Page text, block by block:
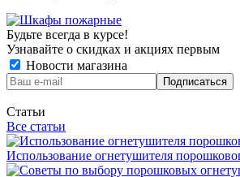
Будьте всегда в курсе!
Узнавайте о скидках и акциях первым
Новости магазина
Статьи
Все статьи
Использование огнетушителя